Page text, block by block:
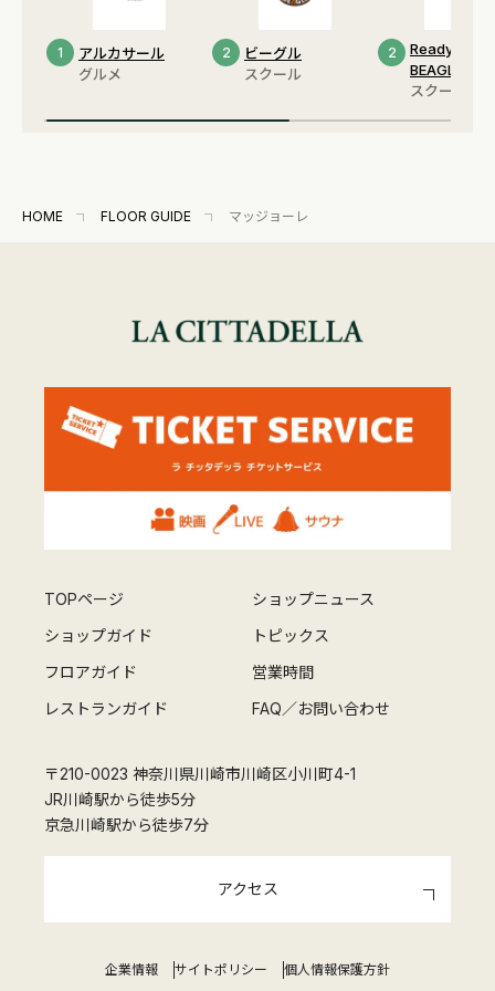
1
アルカサール
グルメ
2
ビーグル
スクール
2
Ready Up by
BEAGLE
スクール
HOME FLOOR GUIDE マッジョーレ
TOPページ
ショップニュース
ショップガイド
トピックス
フロアガイド
営業時間
レストランガイド
FAQ／お問い合わせ
〒210-0023 神奈川県川崎市川崎区小川町4-1
JR川崎駅から徒歩5分
京急川崎駅から徒歩7分
アクセス
企業情報 サイトポリシー 個人情報保護方針